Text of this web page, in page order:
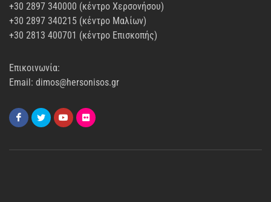
+30 2897 340000 (κέντρο Χερσονήσου)
+30 2897 340215 (κέντρο Μαλίων)
+30 2813 400701 (κέντρο Επισκοπής)
Επικοινωνία:
Email: dimos@hersonisos.gr